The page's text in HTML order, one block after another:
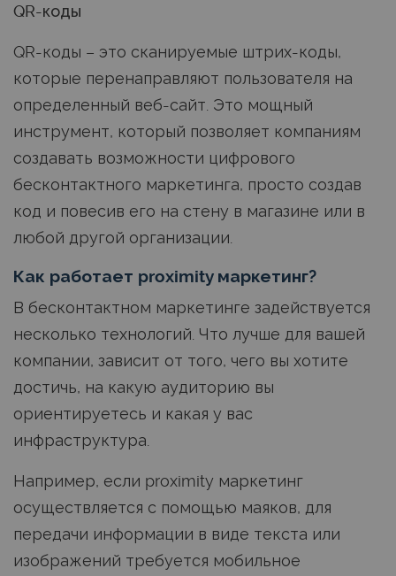
QR-коды
QR-коды – это сканируемые штрих-коды,
которые перенаправляют пользователя на
определенный веб-сайт. Это мощный
инструмент, который позволяет компаниям
создавать возможности цифрового
бесконтактного маркетинга, просто создав
код и повесив его на стену в магазине или в
любой другой организации.
Как работает proximity маркетинг?
В бесконтактном маркетинге задействуется
несколько технологий. Что лучше для вашей
компании, зависит от того, чего вы хотите
достичь, на какую аудиторию вы
ориентируетесь и какая у вас
инфраструктура.
Например, если proximity маркетинг
осуществляется с помощью маяков, для
передачи информации в виде текста или
изображений требуется мобильное